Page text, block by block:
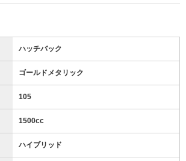
ハッチバック
ゴールドメタリック
105
1500cc
ハイブリッド